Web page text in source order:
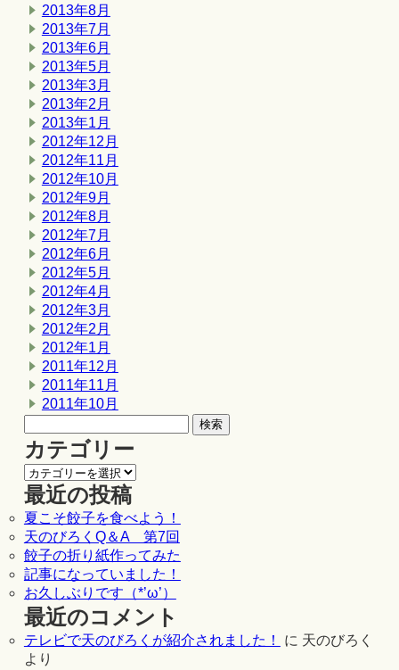
2013年8月
2013年7月
2013年6月
2013年5月
2013年3月
2013年2月
2013年1月
2012年12月
2012年11月
2012年10月
2012年9月
2012年8月
2012年7月
2012年6月
2012年5月
2012年4月
2012年3月
2012年2月
2012年1月
2011年12月
2011年11月
2011年10月
カテゴリー
最近の投稿
夏こそ餃子を食べよう！
天のびろくQ＆A 第7回
餃子の折り紙作ってみた
記事になっていました！
お久しぶりです（*’ω’）
最近のコメント
テレビで天のびろくが紹介されました！ に 天のびろく
より